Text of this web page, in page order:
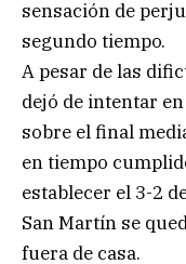
sensación de
segundo tiempo.
A pesar de las
dejó de intentar
sobre el final
en tiempo
establecer el 3-2
San Martín se
fuera de casa.